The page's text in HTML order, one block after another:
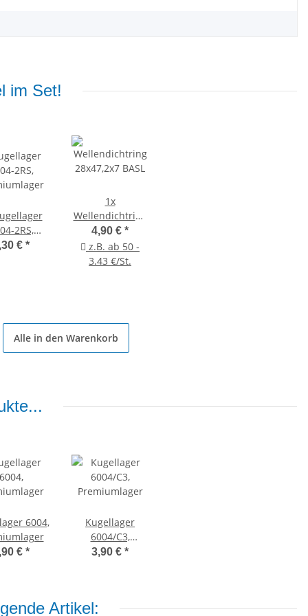
im Set!
2RS,
€ *
1x
Wellendichtring
28x47,2x7 BASL
4,90 € *
z.B. ab 50 -
3.43 €/St.
Alle in den Warenkorb
6004,
€ *
Kugellager
6004/C3,
Premiumlager
3,90 € *
Artikel: